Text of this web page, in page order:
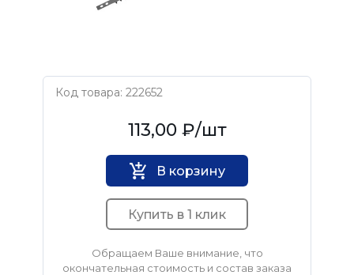
Код товара: 222652
113,00 ₽/шт
В корзину
Купить в 1 клик
Обращаем Ваше внимание, что
окончательная стоимость и состав заказа